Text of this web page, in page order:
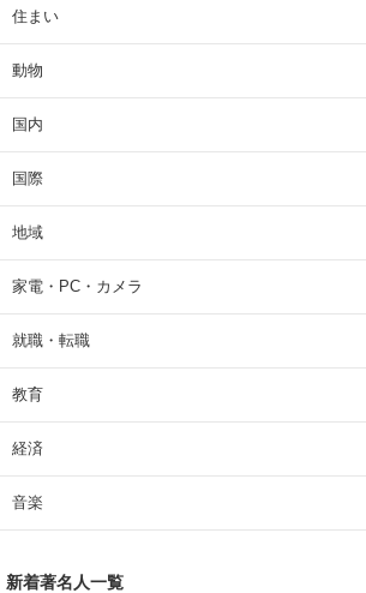
住まい
動物
国内
国際
地域
家電・PC・カメラ
就職・転職
教育
経済
音楽
新着著名人一覧